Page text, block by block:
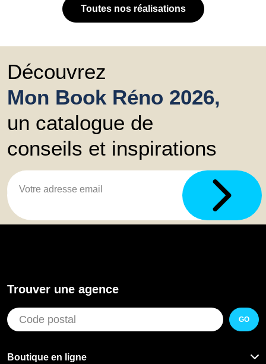
Toutes nos réalisations
Découvrez
Mon Book Réno 2026,
un catalogue de
conseils et inspirations
Trouver une agence
GO
Boutique en ligne